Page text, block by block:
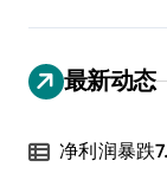
最新动态
净利润暴跌